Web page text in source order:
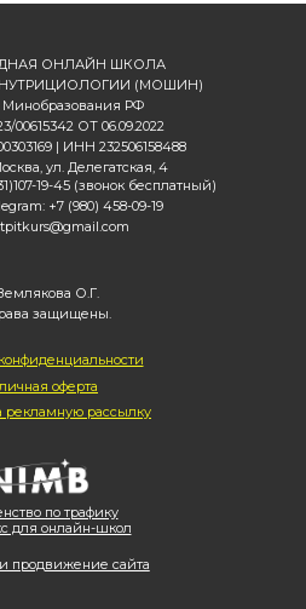
О.Г.
защищены.
19-45 (звонок бесплатный)
+7 (980) 458-09-19
ОНЛАЙН ШКОЛА
(МОШИН)
РФ
00615342 ОТ 06.09.2022
| ИНН 232506158488
ул. Делегатская, 4
оферта
рекламную рассылку
по трафику
для онлайн-школ
и продвижение сайта